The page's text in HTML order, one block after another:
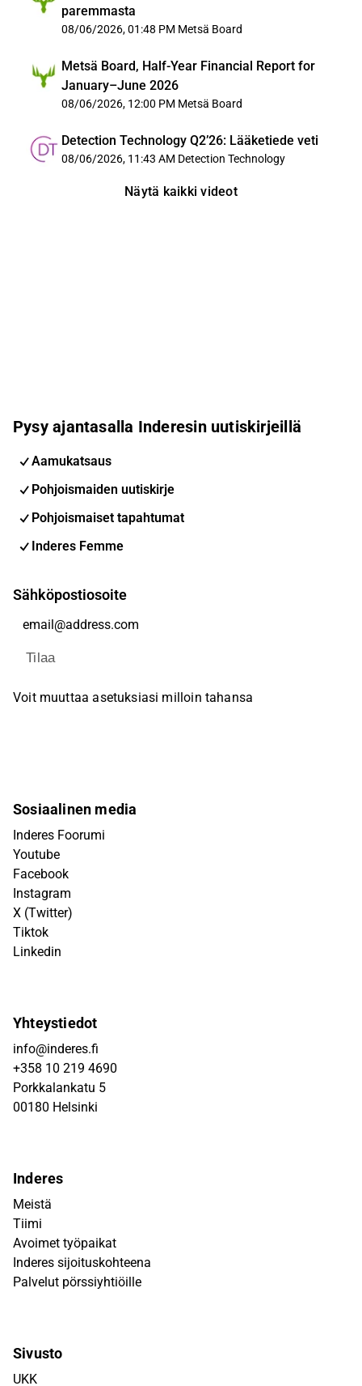
paremmasta
08/06/2026, 01:48 PM Metsä Board
Metsä Board, Half-Year Financial Report for
January–June 2026
08/06/2026, 12:00 PM Metsä Board
Detection Technology Q2’26: Lääketiede veti
08/06/2026, 11:43 AM Detection Technology
Näytä kaikki videot
Pysy ajantasalla Inderesin uutiskirjeillä
Aamukatsaus
Pohjoismaiden uutiskirje
Pohjoismaiset tapahtumat
Inderes Femme
Sähköpostiosoite
Tilaa
Voit muuttaa asetuksiasi milloin tahansa
Sosiaalinen media
Inderes Foorumi
Youtube
Facebook
Instagram
X (Twitter)
Tiktok
Linkedin
Yhteystiedot
info@inderes.fi
+358 10 219 4690
Porkkalankatu 5
00180 Helsinki
Inderes
Meistä
Tiimi
Avoimet työpaikat
Inderes sijoituskohteena
Palvelut pörssiyhtiöille
Sivusto
UKK